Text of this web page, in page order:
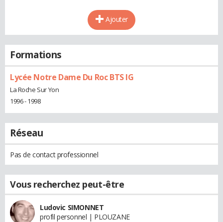
Ajouter
Formations
Lycée Notre Dame Du Roc BTS IG
La Roche Sur Yon
1996 - 1998
Réseau
Pas de contact professionnel
Vous recherchez peut-être
Ludovic SIMONNET
profil personnel | PLOUZANE